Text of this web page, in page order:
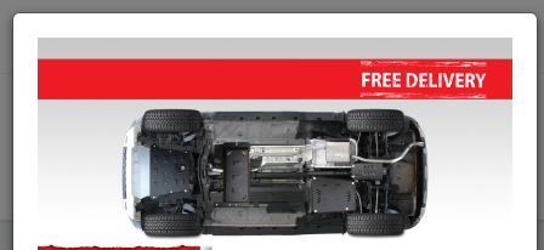
info@krytpodmotor.com